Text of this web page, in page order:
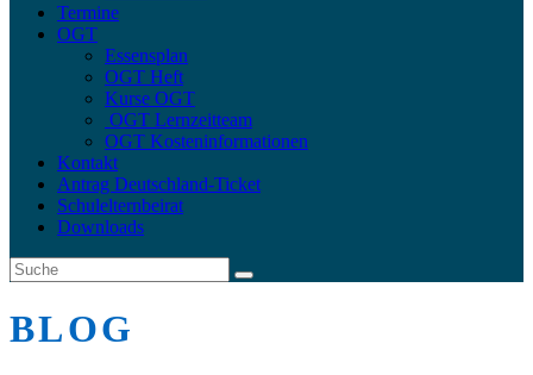
Termine
OGT
Essensplan
OGT Heft
Kurse OGT
OGT Lernzeitteam
OGT Kosteninformationen
Kontakt
Antrag Deutschland-Ticket
Schulelternbeirat
Downloads
BLOG